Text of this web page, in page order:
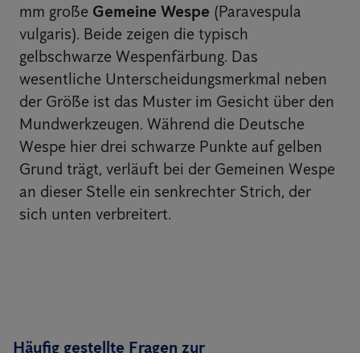
mm große Gemeine Wespe (Paravespula
vulgaris). Beide zeigen die typisch
gelbschwarze Wespenfärbung. Das
wesentliche Unterscheidungsmerkmal neben
der Größe ist das Muster im Gesicht über den
Mundwerkzeugen. Während die Deutsche
Wespe hier drei schwarze Punkte auf gelben
Grund trägt, verläuft bei der Gemeinen Wespe
an dieser Stelle ein senkrechter Strich, der
sich unten verbreitert.
Häufig gestellte Fragen zur